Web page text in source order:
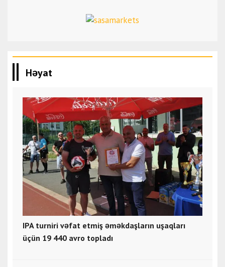
Həyat
IPA turniri vəfat etmiş əməkdaşların uşaqları
üçün 19 440 avro topladı